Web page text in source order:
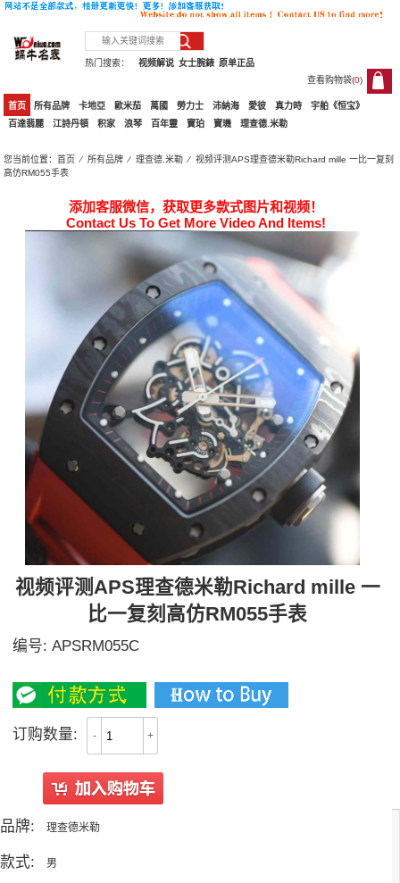
热门搜索： 原单正品
女士腕錶
视频解说
查看购物袋(0)
0
首页 所有品牌 卡地亞 歐米茄 萬國 勞力士 沛納海 愛彼 真力時
宇舶《恒宝》
百達翡麗
江詩丹頓 积家 浪琴 百年靈 寶珀 寶璣 理查德.米勒
您当前位置：首页 ⁄所有品牌 ⁄理查德.米勒 ⁄ 视频评测APS理查德米勒Richard mille 一比一复刻
高仿RM055手表
添加客服微信，获取更多款式图片和视频！
Contact Us To Get More Video And Items!
视频评测APS理查德米勒Richard mille 一
比一复刻高仿RM055手表
编号:APSRM055C
订购数量: - +
品牌: 理查德米勒
款式: 男